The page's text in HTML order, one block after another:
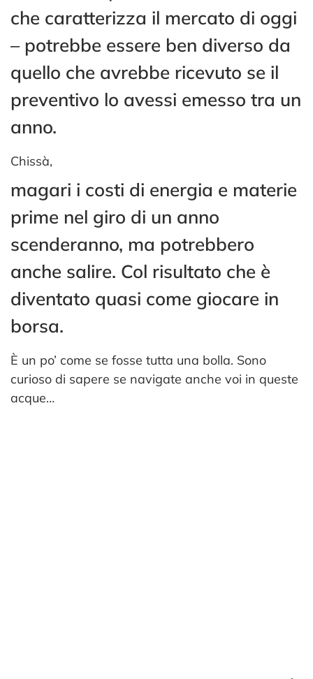
che caratterizza il mercato di oggi
– potrebbe essere ben diverso da
quello che avrebbe ricevuto se il
preventivo lo avessi emesso tra un
anno.
Chissà,
magari i costi di energia e materie
prime nel giro di un anno
scenderanno, ma potrebbero
anche salire. Col risultato che è
diventato quasi come giocare in
borsa.
È un po’ come se fosse tutta una bolla. Sono
curioso di sapere se navigate anche voi in queste
acque…